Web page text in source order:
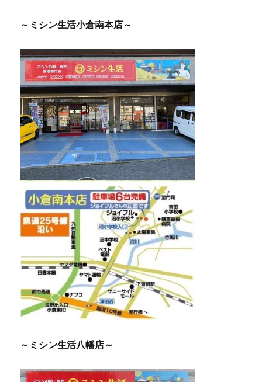
～ミシン生活小倉南本店～
～ミシン生活八幡店～